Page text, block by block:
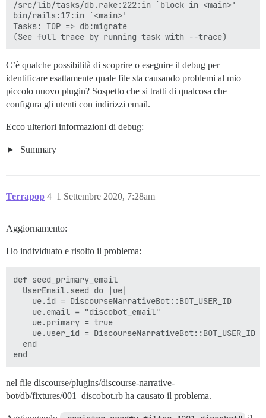
/src/lib/tasks/db.rake:222:in `block in <main>'
bin/rails:17:in `<main>'
Tasks: TOP => db:migrate
C’è qualche possibilità di scoprire o eseguire il debug per
identificare esattamente quale file sta causando problemi al mio
piccolo nuovo plugin? Sospetto che si tratti di qualcosa che
configura gli utenti con indirizzi email.
Ecco ulteriori informazioni di debug:
Summary
Terrapop 1 Settembre 2020, 7:28am
4
Aggiornamento:
Ho individuato e risolto il problema:
def seed_primary_email
  UserEmail.seed do |ue|
    ue.id = DiscourseNarrativeBot::BOT_USER_ID
    ue.email = "discobot_email"
    ue.primary = true
    ue.user_id = DiscourseNarrativeBot::BOT_USER_ID
  end
nel file discourse/plugins/discourse-narrative-
bot/db/fixtures/001_discobot.rb ha causato il problema.